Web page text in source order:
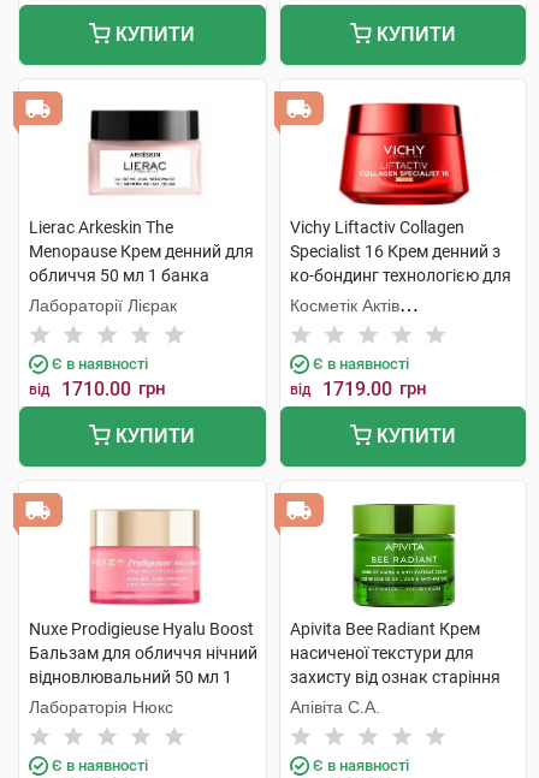
КУПИТИ КУПИТИ
Lierac Arkeskin The
Menopause Крем денний для
обличчя 50 мл 1 банка
Лабораторії Лієрак
Є в наявності
від 1710.00 грн
КУПИТИ
Vichy Liftactiv Collagen
Specialist 16 Крем денний з
ко-бондинг технологією для
корекції ознак старіння
шкіри SPF50 50 мл 1 банка
Косметік Актів
Інтернаціональ
Є в наявності
від 1719.00 грн
КУПИТИ
Nuxe Prodigieuse Hyalu Boost
Бальзам для обличчя нічний
відновлювальний 50 мл 1
банка
Лабораторія Нюкс
Є в наявності
Apivita Bee Radiant Крем
насиченої текстури для
захисту від ознак старіння
та слідів втоми 50 мл 1
банка
Апівіта С.А.
Є в наявності